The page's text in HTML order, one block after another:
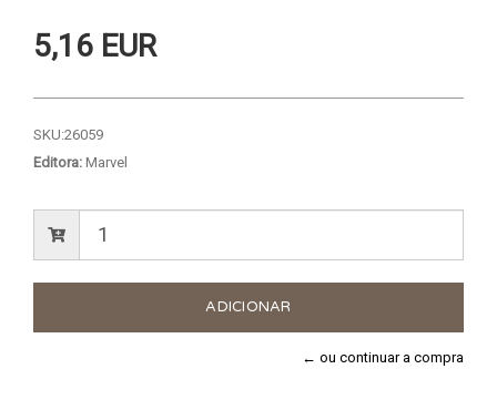
5,16 EUR
SKU:26059
Editora: Marvel
← ou continuar a compra